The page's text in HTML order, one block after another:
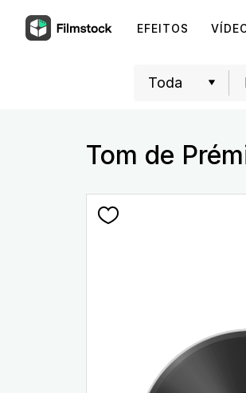
EFEITOS
Tom de